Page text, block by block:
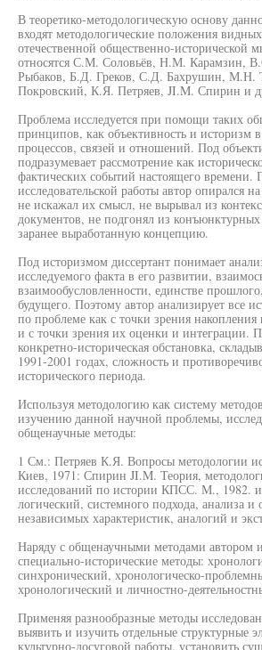
В теоретико-методологическую основу
входят методологические положения
отечественной общественно-исторической
относятся С.М. Соловьёв, Н.М. Карамзин,
Рыбаков, Б.Д. Греков, С.Д. Бахрушин,
Покровский, К.Я. Петряев, JI.M. Спирин и
Проблема исследуется при помощи таких
принципов, как объективность и историзм
процессов, связей и отношений. Под
подразумевает рассмотрение как
фактических событий настоящего времени.
исследовательской работы автор опирался
не искажал их смысл, не вырывал из
документов, не подгонял из
заранее выработанную концепцию.
Под историзмом диссертант понимает
исследуемого факта в его развитии,
взаимообусловленности, единстве
будущего. Поэтому автор анализирует все
по проблеме как с точки зрения накопления
и с точки зрения их оценки и интеграции.
конкретно-историческая обстановка,
1991-2001 годах, сложность и
исторического периода.
Используя методологию как систему
изучению данной научной проблемы,
общенаучные методы:
1 См.: Петряев К.Я. Вопросы методологии
Киев, 1971: Спирин JI.M. Теория,
исследований по истории КПСС. М., 1982.
логический, системного подхода, анализа
независимых характеристик, аналогий и
Наряду с общенаучными методами автором
специально-исторические методы:
синхронический, хронологическо-
хронологический и личностно-
Применяя разнообразные методы
выявить и изучить отдельные структурные
культурно-досуговой работы, установить